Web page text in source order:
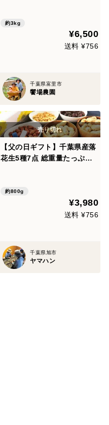
約3kg
¥6,500
送料 ¥756
千葉県富里市
饗場農園
【父の日ギフト】千葉県産落
花生5種7点 総重量たっぷり8
約800g
¥3,980
送料 ¥756
千葉県旭市
ヤマハン